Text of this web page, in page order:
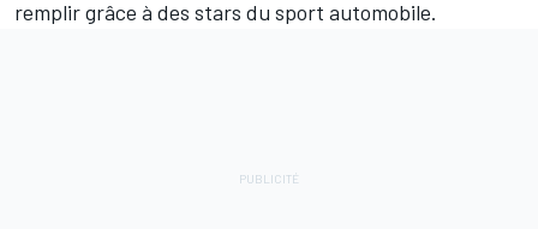
remplir grâce à des stars du sport automobile.